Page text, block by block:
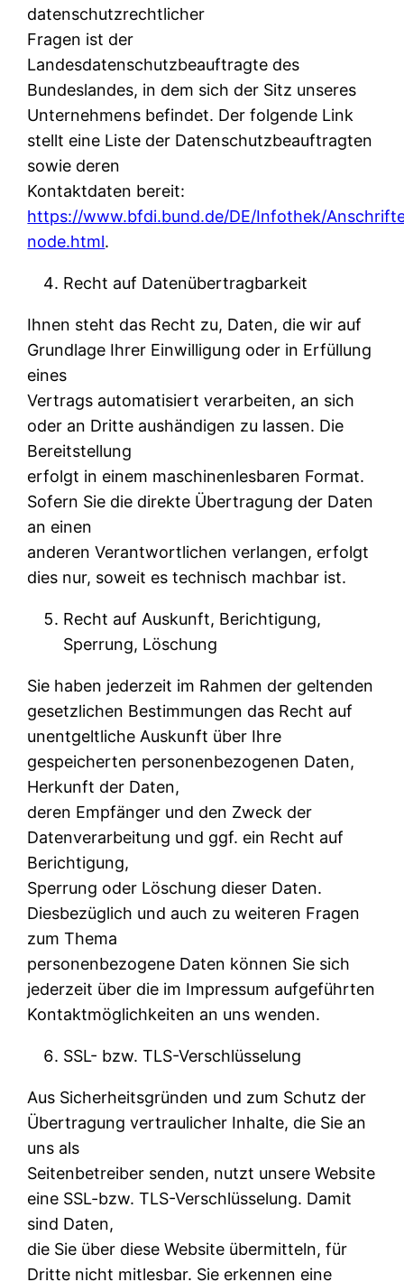
datenschutzrechtlicher
Fragen ist der
Landesdatenschutzbeauftragte des
Bundeslandes, in dem sich der Sitz unseres
Unternehmens befindet. Der folgende Link
stellt eine Liste der Datenschutzbeauftragten
sowie deren
Kontaktdaten bereit:
https://www.bfdi.bund.de/DE/Infothek/
node.html.
Recht auf Datenübertragbarkeit
Ihnen steht das Recht zu, Daten, die wir auf
Grundlage Ihrer Einwilligung oder in Erfüllung
eines
Vertrags automatisiert verarbeiten, an sich
oder an Dritte aushändigen zu lassen. Die
Bereitstellung
erfolgt in einem maschinenlesbaren Format.
Sofern Sie die direkte Übertragung der Daten
an einen
anderen Verantwortlichen verlangen, erfolgt
dies nur, soweit es technisch machbar ist.
Recht auf Auskunft, Berichtigung,
Sperrung, Löschung
Sie haben jederzeit im Rahmen der geltenden
gesetzlichen Bestimmungen das Recht auf
unentgeltliche Auskunft über Ihre
gespeicherten personenbezogenen Daten,
Herkunft der Daten,
deren Empfänger und den Zweck der
Datenverarbeitung und ggf. ein Recht auf
Berichtigung,
Sperrung oder Löschung dieser Daten.
Diesbezüglich und auch zu weiteren Fragen
zum Thema
personenbezogene Daten können Sie sich
jederzeit über die im Impressum aufgeführten
Kontaktmöglichkeiten an uns wenden.
SSL- bzw. TLS-Verschlüsselung
Aus Sicherheitsgründen und zum Schutz der
Übertragung vertraulicher Inhalte, die Sie an
uns als
Seitenbetreiber senden, nutzt unsere Website
eine SSL-bzw. TLS-Verschlüsselung. Damit
sind Daten,
die Sie über diese Website übermitteln, für
Dritte nicht mitlesbar. Sie erkennen eine